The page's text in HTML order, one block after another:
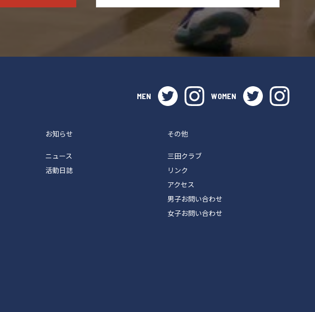
MEN twitter instagram
WOMEN twitter
お知らせ
ニュース
活動日誌
その他
三田クラブ
リンク
アクセス
男子お問い合わせ
女子お問い合わせ